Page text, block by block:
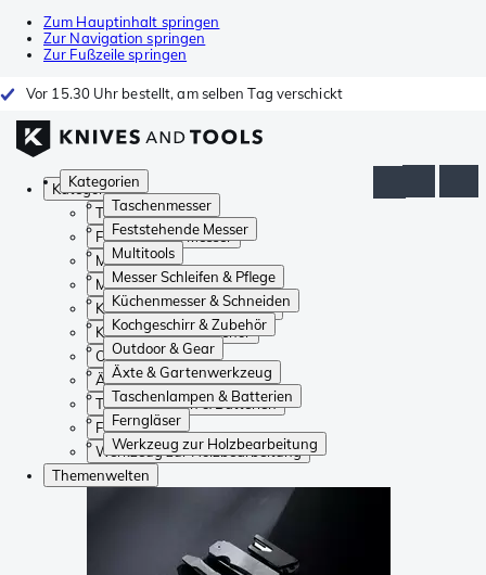
Zum Hauptinhalt springen
Zur Navigation springen
Zur Fußzeile springen
Vor 15.30 Uhr bestellt, am selben Tag verschickt
Kategorien
Taschenmesser
Feststehende Messer
Multitools
Messer Schleifen & Pflege
Küchenmesser & Schneiden
Kochgeschirr & Zubehör
Outdoor & Gear
Äxte & Gartenwerkzeug
Taschenlampen & Batterien
Ferngläser
Werkzeug zur Holzbearbeitung
Kategorien
Taschenmesser
Feststehende Messer
Multitools
Messer Schleifen & Pflege
Küchenmesser & Schneiden
Kochgeschirr & Zubehör
Outdoor & Gear
Äxte & Gartenwerkzeug
Taschenlampen & Batterien
Ferngläser
Werkzeug zur Holzbearbeitung
Themenwelten